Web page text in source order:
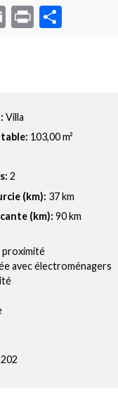
Email
Print
Villa
103,00 m²
2
(km): 37 km
(km): 90 km
proximité
avec électroménagers